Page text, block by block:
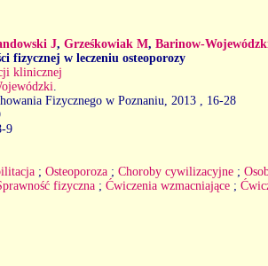
J, Grześkowiak M, Barinow-
fizycznej w leczeniu osteoporozy
klinicznej
Fizycznego w Poznaniu, 2013
, 16-28
9
; Osteoporoza ; Choroby cywilizacyjne ;
fizyczna ; Ćwiczenia wzmacniające ;